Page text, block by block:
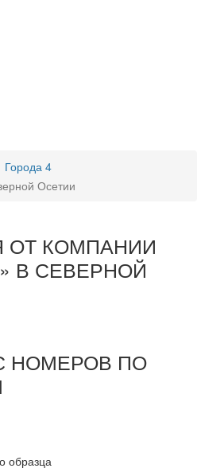
Города 4
Осетии
ОТ КОМПАНИИ
В СЕВЕРНОЙ
НОМЕРОВ ПО